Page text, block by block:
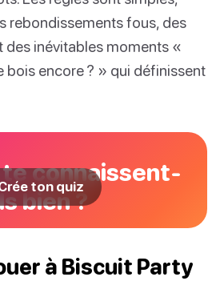
rebondissements fous, des
des inévitables moments «
bois encore ? » qui définissent
te connaissent-
bien ?
ton quiz
à Biscuit Party